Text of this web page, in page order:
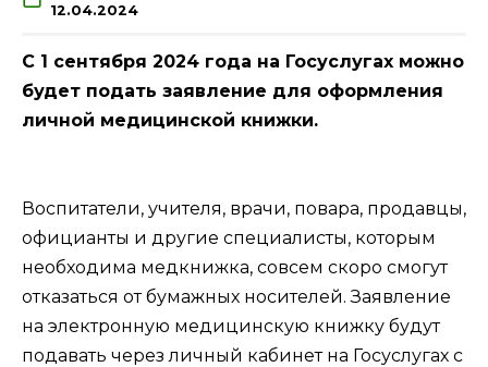
12.04.2024
С 1 сентября 2024 года на Госуслугах можно
будет подать заявление для оформления
личной медицинской книжки.
Воспитатели, учителя, врачи, повара, продавцы,
официанты и другие специалисты, которым
необходима медкнижка, совсем скоро смогут
отказаться от бумажных носителей. Заявление
на электронную медицинскую книжку будут
подавать через личный кабинет на Госуслугах с